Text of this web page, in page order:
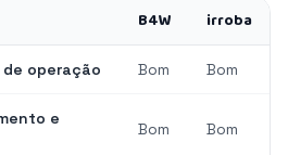
B4W irroba
operação Bom Bom
e
Bom Bom